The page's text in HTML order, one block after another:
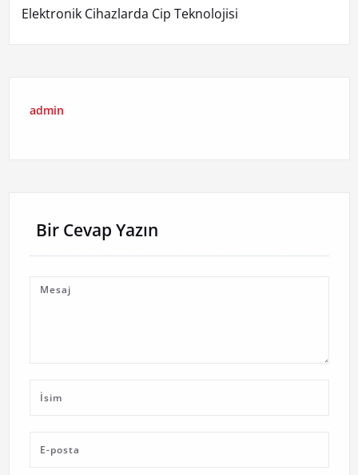
Elektronik Cihazlarda Cip Teknolojisi
admin
Bir Cevap Yazın